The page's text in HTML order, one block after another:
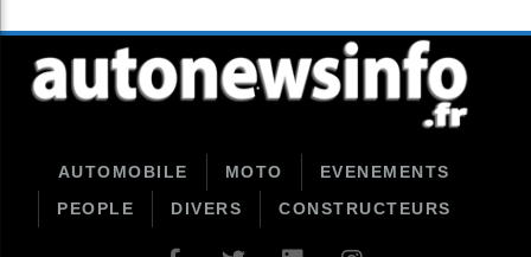
AUTOMOBILE MOTO
EVENEMENTS
PEOPLE
DIVERS CONSTRUCTEURS